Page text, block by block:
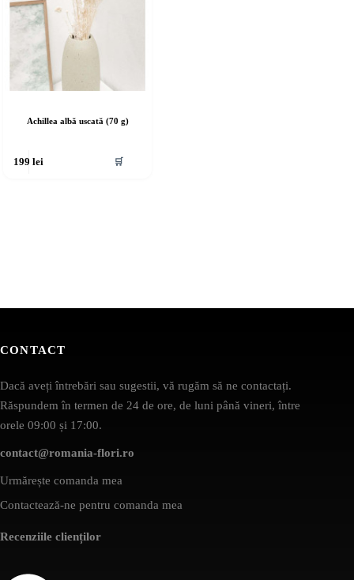
Achillea albă uscată (70 g)
199lei 🛒
CONTACT
Dacă aveți întrebări sau sugestii, vă rugăm să ne contactați.
Răspundem în termen de 24 de ore, de luni până vineri, între
orele 09:00 și 17:00.
contact@romania-flori.ro
Urmărește comanda mea
Contactează-ne pentru comanda mea
Recenziile clienților